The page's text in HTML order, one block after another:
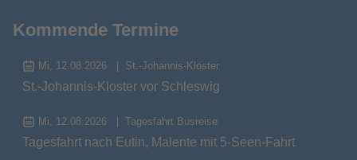
Kommende Termine
Mi, 12.08.2026 St.-Johannis-Kloster
St.-Johannis-Kloster vor Schleswig
Mi, 12.08.2026 Tagesfahrt Busreise
Tagesfahrt nach Eutin, Malente mit 5-Seen-Fahrt